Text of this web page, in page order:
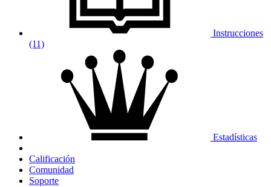
Instrucciones
(11)
Estadísticas
Calificación
Comunidad
Soporte